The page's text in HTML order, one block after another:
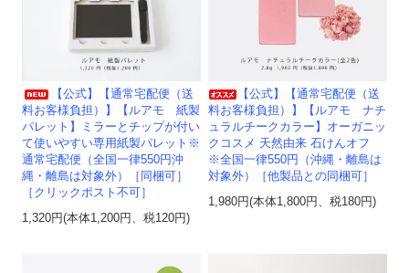
【公式】【通常宅配便（送
料お客様負担）】【ルアモ 紙製
パレット】ミラーとチップが付い
て使いやすい専用紙製パレット※
通常宅配便（全国一律550円沖
縄・離島は対象外）［同梱可］
［クリックポスト不可］
1,320円(本体1,200円、税120円)
【公式】【通常宅配便（送
料お客様負担）】【ルアモ ナチ
ュラルチークカラー】オーガニッ
クコスメ 天然由来 石けんオフ
※全国一律550円（沖縄・離島は
対象外）［他製品との同梱可］
1,980円(本体1,800円、税180円)